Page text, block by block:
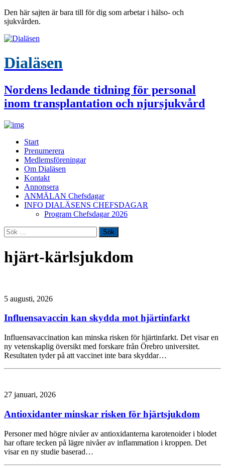
Den här sajten är bara till för dig som arbetar i hälso- och
sjukvården.
Dialäsen
Nordens ledande tidning för personal
inom transplantation och njursjukvård
Start
Prenumerera
Medlemsföreningar
Om Dialäsen
Kontakt
Annonsera
ANMÄLAN Chefsdagar
INFO DIALÄSENS CHEFSDAGAR
Program Chefsdagar 2026
Sök
efter:
hjärt-kärlsjukdom
5 augusti, 2026
Influensavaccin kan skydda mot hjärtinfarkt
Influensavaccination kan minska risken för hjärtinfarkt. Det visar en
ny vetenskaplig översikt med forskare från Örebro universitet.
Resultaten tyder på att vaccinet inte bara skyddar…
27 januari, 2026
Antioxidanter minskar risken för hjärtsjukdom
Personer med högre nivåer av antioxidanterna karotenoider i blodet
har oftare tecken på lägre nivåer av inflammation i kroppen. Det
visar en ny studie baserad…